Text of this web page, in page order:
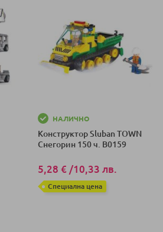
НАЛИЧНО
Конструктор Sluban TOWN
Снегорин 150 ч. B0159
5,28 € /10,33 лв.
Специална цена